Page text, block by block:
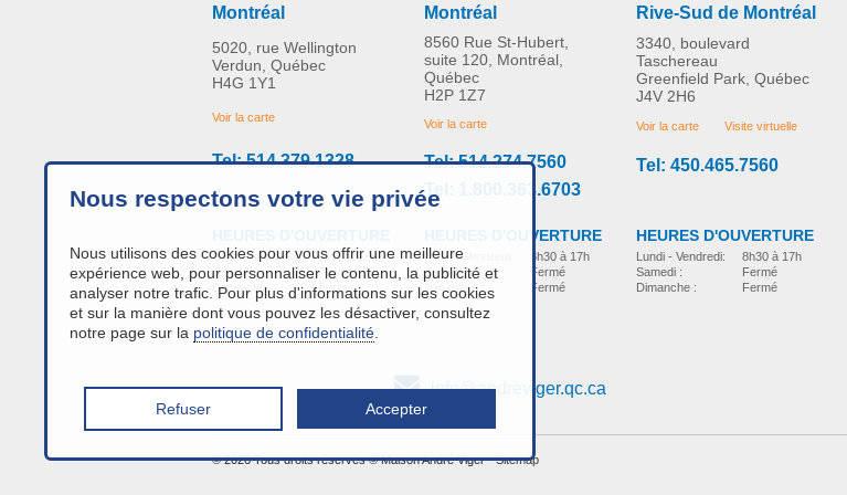
Nous respectons votre vie privée
Nous utilisons des cookies pour vous offrir une meilleure
expérience web, pour personnaliser le contenu, la publicité et
analyser notre trafic. Pour plus d'informations sur les cookies
et sur la manière dont vous pouvez les désactiver, consultez
notre page sur la politique de confidentialité.
Refuser Accepter
Montréal
5020, rue Wellington
Verdun, Québec
H4G 1Y1
Voir la carte
Tel: 514.379.1328
Lundi - Vendredi:
Samedi :
Dimanche :
9h00 à 16h
Fermé
Montréal
8560 Rue St-Hubert,
suite 120, Montréal,
Québec
H2P 1Z7
Voir la carte
Tel: 514.274.7560
Tel: 1.800.363.6703
HEURES D'OUVERTURE
Lundi - Vendredi:
Samedi :
Dimanche :
8h30 à 17h
Fermé
Fermé
Rive-Sud de Montréal
3340, boulevard
Taschereau
Greenfield Park, Québec
J4V 2H6
Voir la carte Visite virtuelle
Tel: 450.465.7560
HEURES D'OUVERTURE
Lundi - Vendredi:
Samedi :
Dimanche :
8h30 à 17h
Fermé
Fermé
info@andreviger.qc.ca
© 2026 Tous droits réservés © Maison André Viger -Sitemap